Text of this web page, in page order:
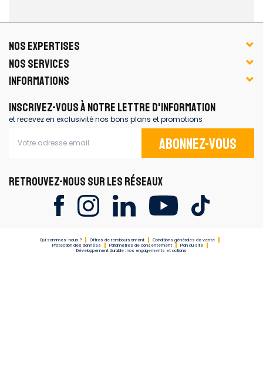
NOS EXPERTISES
NOS SERVICES
INFORMATIONS
INSCRIVEZ-VOUS À NOTRE LETTRE D'INFORMATION
et recevez en exclusivité nos bons plans et promotions
Abonnez-vous
RETROUVEZ-NOUS SUR LES RÉSEAUX
Qui sommes-nous ? Offres de remboursement
Conditions générales de vente
Protection des données
Paramètres de consentement
Plan du site
Développement durable : nos engagements et actions